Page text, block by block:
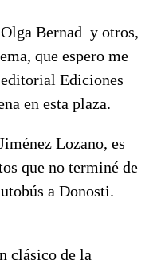
Bernad y otros,
que espero me
Ediciones
en esta plaza.
Lozano, es
que no terminé de
a Donosti.
clásico de la